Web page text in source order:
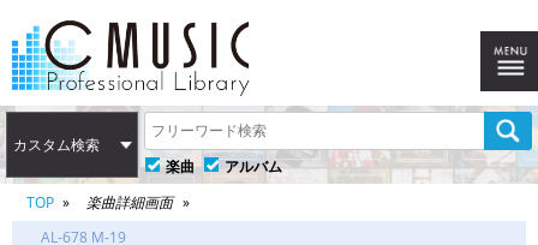
カスタム検索
楽曲
アルバム
TOP
楽曲詳細画面
AL-678 M-19